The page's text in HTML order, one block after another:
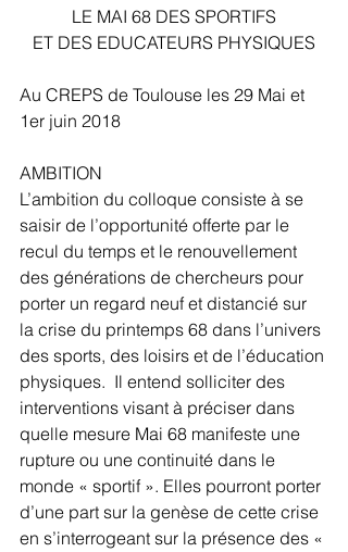
LE MAI 68 DES SPORTIFS
ET DES EDUCATEURS PHYSIQUES
Au CREPS de Toulouse les 29 Mai et
1er juin 2018
AMBITION
L’ambition du colloque consiste à se
saisir de l’opportunité offerte par le
recul du temps et le renouvellement
des générations de chercheurs pour
porter un regard neuf et distancié sur
la crise du printemps 68 dans l’univers
des sports, des loisirs et de l’éducation
physiques.  Il entend solliciter des
interventions visant à préciser dans
quelle mesure Mai 68 manifeste une
rupture ou une continuité dans le
monde « sportif ». Elles pourront porter
d’une part sur la genèse de cette crise
en s’interrogeant sur la présence des «